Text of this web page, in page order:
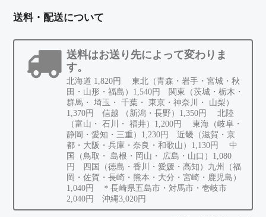
送料・配送について
送料はお送り先によって変わりま
す。
北海道 1,820円 東北（青森・岩手・宮城・秋
田・山形・福島）1,540円 関東（茨城・栃木・
群馬・ 埼玉・ 千葉・ 東京・神奈川・ 山梨）
1,370円 信越 （新潟・長野）1,350円 北陸
（富山・ 石川・ 福井）1,200円 東海（岐阜・
静岡・愛知・三重）1,230円 近畿（滋賀・京
都・大阪・兵庫・奈良・和歌山）1,130円 中
国（鳥取・ 島根・岡山・ 広島・山口）1,080
円 四国（徳島・香川・愛媛・高知）九州（福
岡・佐賀・長崎・熊本・大分・宮崎・鹿児島）
1,040円 ＊長崎県五島市・対馬市・壱岐市
2,040円 沖縄3,020円